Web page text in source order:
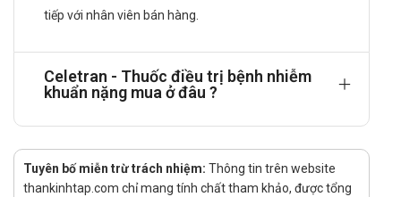
(hoặc chia đều làm hai lần).
nhất 1g từ 0,5 - 2 giờ trước khi mổ.
chia đều làm 2 lần. Tổng liều không vượt quá 2g mỗi
ngày.
tiếp với nhân viên bán hàng.
Celetran - Thuốc điều trị bệnh nhiễm
khuẩn nặng mua ở đâu ?
Tuyên bố miễn trừ trách nhiệm: Thông tin trên website
thankinhtap.com chỉ mang tính chất tham khảo, được tổng